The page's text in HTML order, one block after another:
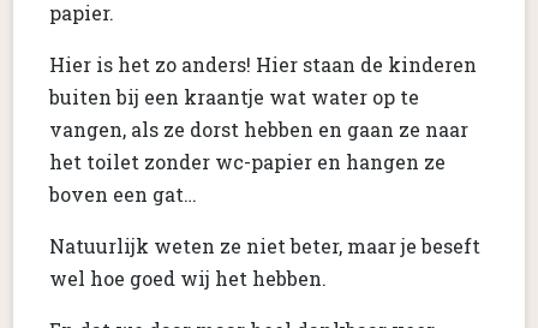
papier.
Hier is het zo anders! Hier staan de kinderen
buiten bij een kraantje wat water op te
vangen, als ze dorst hebben en gaan ze naar
het toilet zonder wc-papier en hangen ze
boven een gat…
Natuurlijk weten ze niet beter, maar je beseft
wel hoe goed wij het hebben.